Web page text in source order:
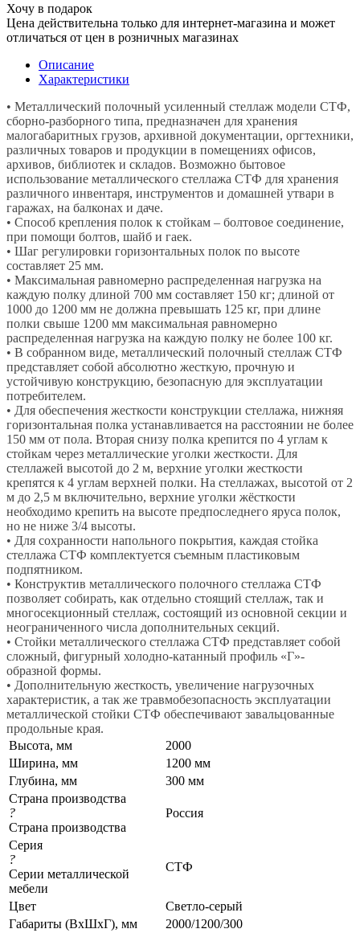
Хочу в подарок
Цена действительна только для интернет-магазина и может
отличаться от цен в розничных магазинах
Описание
Характеристики
• Металлический полочный усиленный стеллаж модели СТФ,
сборно-разборного типа, предназначен для хранения
малогабаритных грузов, архивной документации, оргтехники,
различных товаров и продукции в помещениях офисов,
архивов, библиотек и складов. Возможно бытовое
использование металлического стеллажа СТФ для хранения
различного инвентаря, инструментов и домашней утвари в
гаражах, на балконах и даче.
• Способ крепления полок к стойкам – болтовое соединение,
при помощи болтов, шайб и гаек.
• Шаг регулировки горизонтальных полок по высоте
составляет 25 мм.
• Максимальная равномерно распределенная нагрузка на
каждую полку длиной 700 мм составляет 150 кг; длиной от
1000 до 1200 мм не должна превышать 125 кг, при длине
полки свыше 1200 мм максимальная равномерно
распределенная нагрузка на каждую полку не более 100 кг.
• В собранном виде, металлический полочный стеллаж СТФ
представляет собой абсолютно жесткую, прочную и
устойчивую конструкцию, безопасную для эксплуатации
потребителем.
• Для обеспечения жесткости конструкции стеллажа, нижняя
горизонтальная полка устанавливается на расстоянии не более
150 мм от пола. Вторая снизу полка крепится по 4 углам к
стойкам через металлические уголки жесткости. Для
стеллажей высотой до 2 м, верхние уголки жесткости
крепятся к 4 углам верхней полки. На стеллажах, высотой от 2
м до 2,5 м включительно, верхние уголки жёсткости
необходимо крепить на высоте предпоследнего яруса полок,
но не ниже 3/4 высоты.
• Для сохранности напольного покрытия, каждая стойка
стеллажа СТФ комплектуется съемным пластиковым
подпятником.
• Конструктив металлического полочного стеллажа СТФ
позволяет собирать, как отдельно стоящий стеллаж, так и
многосекционный стеллаж, состоящий из основной секции и
неограниченного числа дополнительных секций.
• Стойки металлического стеллажа СТФ представляет собой
сложный, фигурный холодно-катанный профиль «Г»-
образной формы.
• Дополнительную жесткость, увеличение нагрузочных
характеристик, а так же травмобезопасность эксплуатации
металлической стойки СТФ обеспечивают завальцованные
продольные края.
Высота, мм
2000
Ширина, мм
1200 мм
Глубина, мм
300 мм
Страна производства
?
Страна производства
Россия
Серия
?
Серии металлической
мебели
СТФ
Цвет
Светло-серый
Габариты (ВхШхГ), мм
2000/1200/300